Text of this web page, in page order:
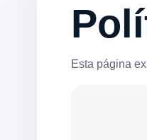
Esta página